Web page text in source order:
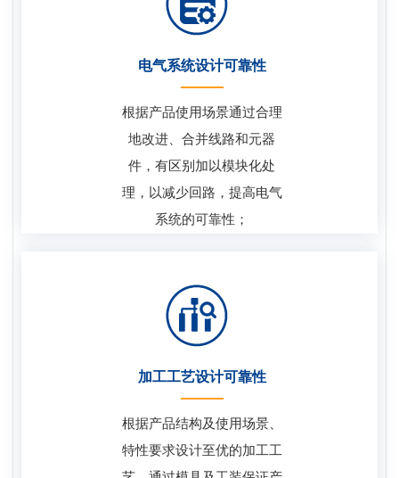
电气系统设计可靠性
根据产品使用场景通过合理
地改进、合并线路和元器
件，有区别加以模块化处
理，以减少回路，提高电气
系统的可靠性；
加工工艺设计可靠性
根据产品结构及使用场景、
特性要求设计至优的加工工